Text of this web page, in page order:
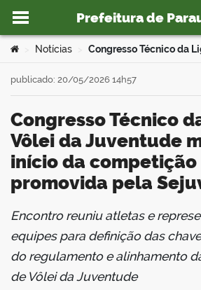
Ir para o conteúdo
Prefeitura de
portal
Você está aqui:
Notícias
Congresso Técnico da Liga de
Vôlei da Juventude
início da competição
promovida pela
publicado: 20/05/2026 14h57
Encontro reuniu atletas e
equipes para definição das
do regulamento e alinhamento
de Vôlei da Juventude